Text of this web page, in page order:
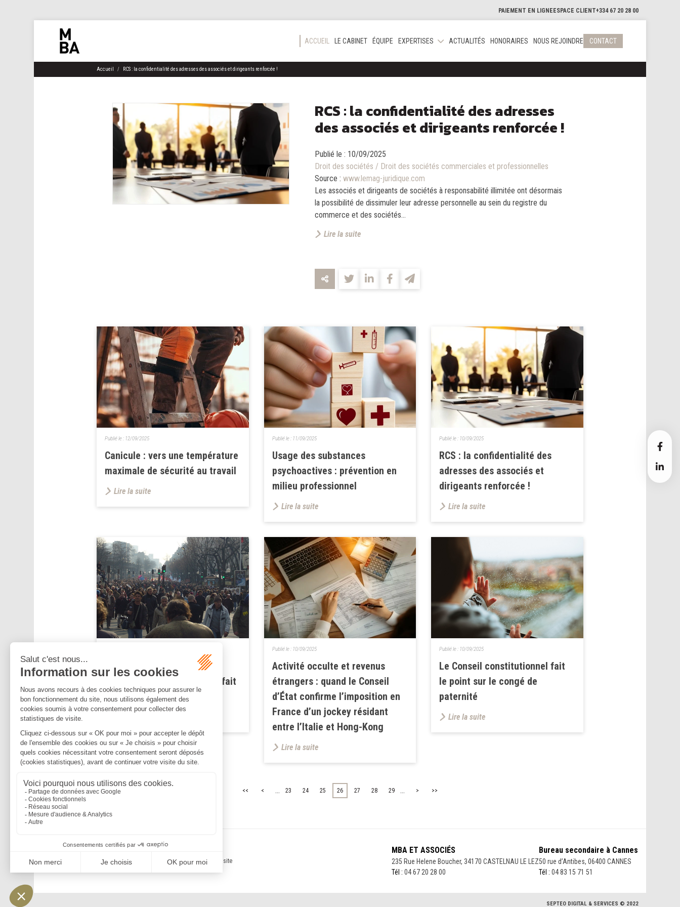
PAIEMENT EN LIGNE ESPACE CLIENT+334 67 20 28 00
ACCUEIL LE CABINET ÉQUIPE EXPERTISES ACTUALITÉS HONORAIRES NOUS REJOINDRE CONTACT
Accueil RCS : la confidentialité des adresses des associés et dirigeants renforcée !
RCS : la confidentialité des adresses
des associés et dirigeants renforcée !
Publié le : 10/09/2025
Droit des sociétés / Droit des sociétés commerciales et professionnelles
Source : www.lemag-juridique.com
Les associés et dirigeants de sociétés à responsabilité illimitée ont désormais
la possibilité de dissimuler leur adresse personnelle au sein du registre du
commerce et des sociétés...
Lire la suite
Canicule : vers une température
maximale de sécurité au travail
Publié le : 12/09/2025
Lire la suite
Usage des substances
psychoactives : prévention en
milieu professionnel
Publié le : 11/09/2025
Lire la suite
RCS : la confidentialité des
adresses des associés et
dirigeants renforcée !
Publié le : 10/09/2025
Lire la suite
Grèves de septembre 2025 :
quelles conséquences si on fait
grève ?
Activité occulte et revenus
étrangers : quand le Conseil
d’État confirme l’imposition en
France d’un jockey résidant
entre l’Italie et Hong-Kong
Publié le : 10/09/2025
Lire la suite
Le Conseil constitutionnel fait
le point sur le congé de
paternité
Publié le : 10/09/2025
Lire la suite
<< < ... 23 24 25 26 27 28 29 ... > >>
Mentions légales Politique de confidentialité Politique de cookiesPlan du site
MBA ET ASSOCIÉS
235 Rue Helene Boucher, 34170 CASTELNAU LE LEZ
Tél : 04 67 20 28 00
Bureau secondaire à Cannes
50 rue d’Antibes, 06400 CANNES
Tél : 04 83 15 71 51
SEPTEO DIGITAL & SERVICES © 2022